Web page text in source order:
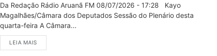
Da Redação Rádio Aruanã FM 08/07/2026 - 17:28 Kayo
Magalhães/Câmara dos Deputados Sessão do Plenário desta
quarta-feira A Câmara...
LEIA MAIS